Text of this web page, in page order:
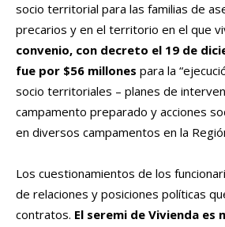
socio territorial para las familias de
precarios y en el territorio en el que
convenio, con decreto el 19 de
fue por $56 millones para la
socio territoriales – planes de
campamento preparado y acciones
en diversos campamentos en la
Los cuestionamientos de los
de relaciones y posiciones políticas
contratos. El seremi de Vivienda es